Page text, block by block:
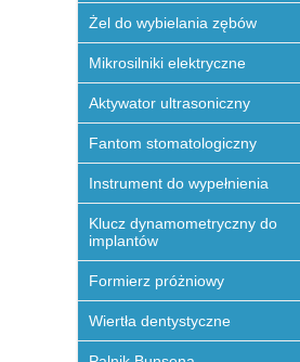
Żel do wybielania zębów
Mikrosilniki elektryczne
Aktywator ultrasoniczny
Fantom stomatologiczny
Instrument do wypełnienia
Klucz dynamometryczny do
implantów
Formierz próżniowy
Wiertła dentystyczne